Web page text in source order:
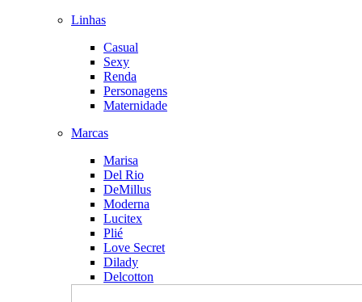
Linhas
Casual
Sexy
Renda
Personagens
Maternidade
Marcas
Marisa
Del Rio
DeMillus
Moderna
Lucitex
Plié
Love Secret
Dilady
Delcotton